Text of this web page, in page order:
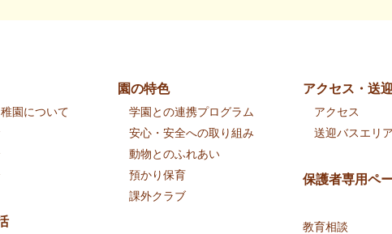
園について
園の特色
学園との連携プログラム
安心・安全への取り組み
動物とのふれあい
預かり保育
課外クラブ
アクセス・送
アクセス
送迎バスエリア
保護者専用ペ
教育相談